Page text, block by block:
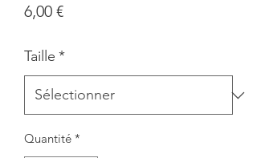
6,00 €Prix
Taille *
Quantité *